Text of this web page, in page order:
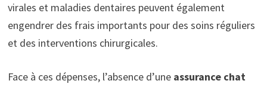
virales et maladies dentaires peuvent également
engendrer des frais importants pour des soins réguliers
et des interventions chirurgicales.
Face à ces dépenses, l’absence d’une assurance chat